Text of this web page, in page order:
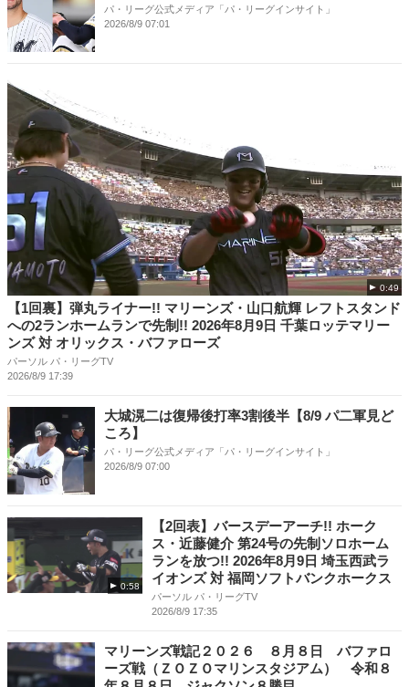
パ・リーグ公式メディア「パ・リーグインサイト」
2026/8/9 07:01
0:49
【1回裏】弾丸ライナー!! マリーンズ・山口航輝 レフトスタンド
への2ランホームランで先制!! 2026年8月9日 千葉ロッテマリー
ンズ 対 オリックス・バファローズ
パーソル パ・リーグTV
2026/8/9 17:39
大城滉二は復帰後打率3割後半【8/9 パ二軍見ど
ころ】
パ・リーグ公式メディア「パ・リーグインサイト」
2026/8/9 07:00
0:58
【2回表】バースデーアーチ!! ホーク
ス・近藤健介 第24号の先制ソロホーム
ランを放つ!! 2026年8月9日 埼玉西武ラ
イオンズ 対 福岡ソフトバンクホークス
パーソル パ・リーグTV
2026/8/9 17:35
マリーンズ戦記２０２６ ８月８日 バファロ
ーズ戦（ＺＯＺＯマリンスタジアム） 令和８